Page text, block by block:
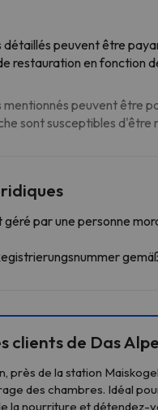
détaillés peuvent être
restauration en fonction
peuvent être
sont susceptibles d'être
par une personne
clients de Das
près de la station
des chambres. Idéal
la nourriture et détendez-